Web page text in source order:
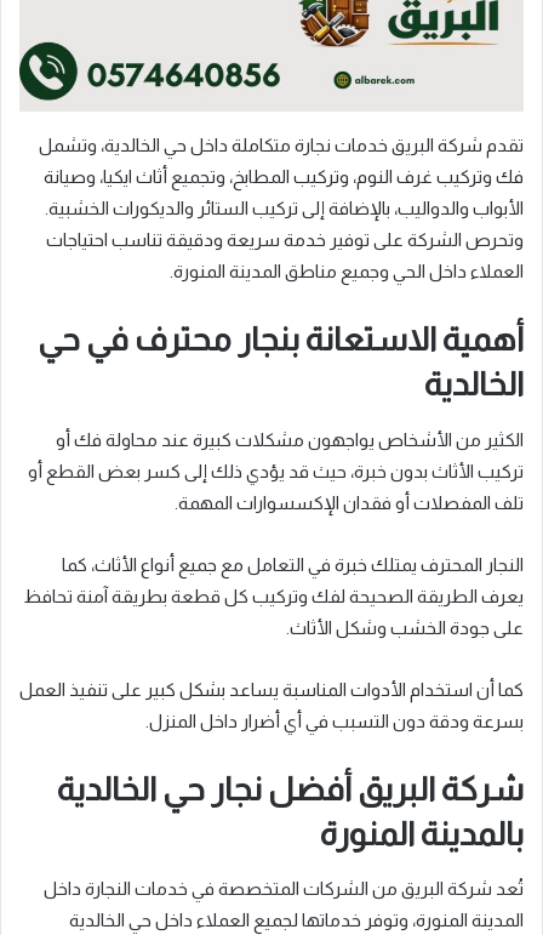
تقدم شركة البريق خدمات نجارة متكاملة داخل حي الخالدية، وتشمل
فك وتركيب غرف النوم، وتركيب المطابخ، وتجميع أثاث ايكيا، وصيانة
الأبواب والدواليب، بالإضافة إلى تركيب الستائر والديكورات الخشبية.
وتحرص الشركة على توفير خدمة سريعة ودقيقة تناسب احتياجات
العملاء داخل الحي وجميع مناطق المدينة المنورة.
أهمية الاستعانة بنجار محترف في حي
الخالدية
الكثير من الأشخاص يواجهون مشكلات كبيرة عند محاولة فك أو
تركيب الأثاث بدون خبرة، حيث قد يؤدي ذلك إلى كسر بعض القطع أو
تلف المفصلات أو فقدان الإكسسوارات المهمة.
النجار المحترف يمتلك خبرة في التعامل مع جميع أنواع الأثاث، كما
يعرف الطريقة الصحيحة لفك وتركيب كل قطعة بطريقة آمنة تحافظ
على جودة الخشب وشكل الأثاث.
كما أن استخدام الأدوات المناسبة يساعد بشكل كبير على تنفيذ العمل
بسرعة ودقة دون التسبب في أي أضرار داخل المنزل.
شركة البريق أفضل نجار حي الخالدية
بالمدينة المنورة
تُعد شركة البريق من الشركات المتخصصة في خدمات النجارة داخل
المدينة المنورة، وتوفر خدماتها لجميع العملاء داخل حي الخالدية